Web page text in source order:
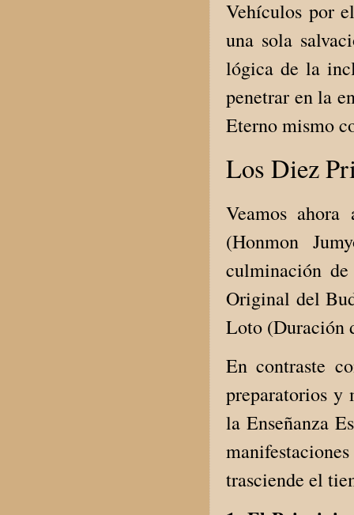
Vehículos por
una sola
lógica de la
penetrar en la
Eterno mismo
Los Diez
Veamos
(Honmon
culminación
Original del
Loto (Duración
En contraste
preparatorios
la Enseñanza
trasciende el